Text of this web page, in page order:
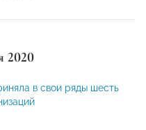
2020
в свои ряды шесть